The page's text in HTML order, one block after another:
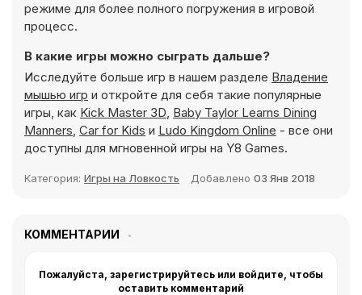
режиме для более полного погружения в игровой
процесс.
В какие игры можно сыграть дальше?
Исследуйте больше игр в нашем разделе Владение
мышью игр и откройте для себя такие популярные
игры, как Kick Master 3D, Baby Taylor Learns Dining
Manners, Car for Kids и Ludo Kingdom Online - все они
доступны для мгновенной игры на Y8 Games.
Категория: Игры на Ловкость Добавлено 03 Янв 2018
КОММЕНТАРИИ
Пожалуйста, зарегистрируйтесь или войдите, чтобы
оставить комментарий